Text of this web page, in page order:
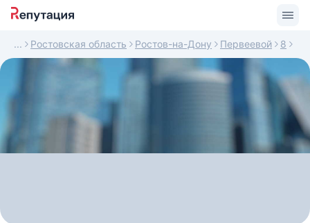
Ростовская область Ростов-на-Дону Первеевой 8